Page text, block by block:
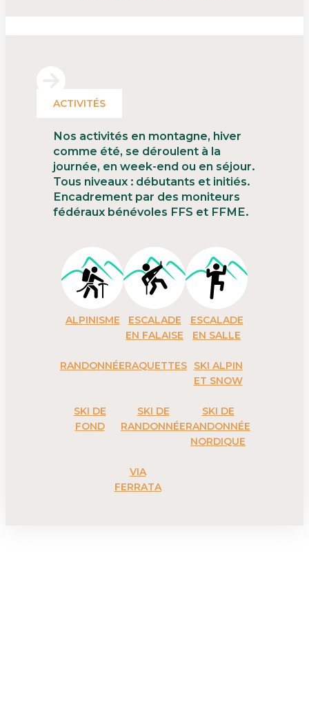
ACTIVITÉS
Nos activités en montagne, hiver
comme été, se déroulent à la
journée, en week-end ou en séjour.
Tous niveaux : débutants et initiés.
Encadrement par des moniteurs
fédéraux bénévoles FFS et FFME.
ALPINISME
ESCALADE
EN FALAISE
ESCALADE
EN SALLE
RANDONNÉERAQUETTES
SKI ALPIN
ET SNOW
SKI DE
FOND
SKI DE
RANDONNÉE
SKI DE
RANDONNÉE
NORDIQUE
VIA
FERRATA